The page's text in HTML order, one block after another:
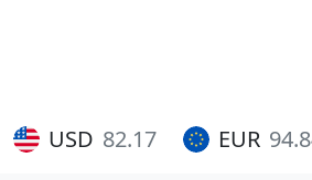
USD 82.17 EUR